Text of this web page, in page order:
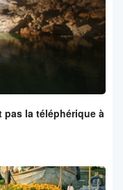
la téléphérique à